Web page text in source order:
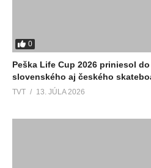
0
Peška Life Cup 2026 priniesol
slovenského aj českého
TVT 13. JÚLA 2026